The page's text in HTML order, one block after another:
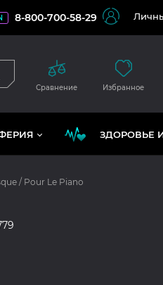
8-800-700-58-29
Сравнение Избранное
ЗДОРОВЬЕ
/ Pour Le Piano